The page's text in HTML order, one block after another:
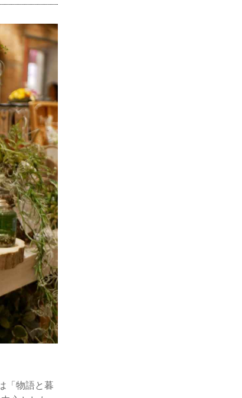
「物語と暮